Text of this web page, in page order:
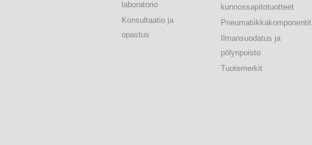
laboratorio
Konsultaatio ja
opastus
kunnossapitotuotteet
Pneumatiikkakomponentit
Ilmansuodatus ja
pölynpoisto
Tuotemerkit